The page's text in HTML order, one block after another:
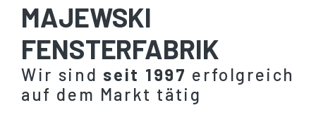
MAJEWSKI
FENSTERFABRIK
Wir sind seit 1997 erfolgreich
auf dem Markt tätig